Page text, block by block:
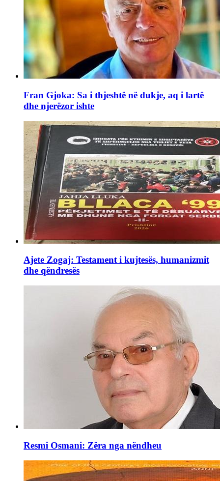
Fran Gjoka: Sa i thjeshtë në dukje, aq i lartë
dhe njerëzor ishte
Ajete Zogaj: Testament i kujtesës, humanizmit
dhe qëndresës
Resmi Osmani: Zëra nga nëndheu